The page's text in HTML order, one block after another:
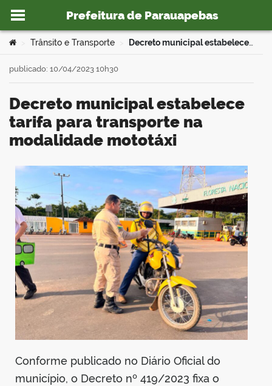
Ir para o conteúdo
Prefeitura de Parauapebas
portal
Você está aqui:
Trânsito e Transporte Decreto municipal estabelece tarifa para transporte na modalidade mototáxi
Decreto municipal estabelece
tarifa para transporte na
modalidade mototáxi
publicado: 10/04/2023 10h30
Conforme publicado no Diário Oficial do
município, o Decreto nº 419/2023 fixa o